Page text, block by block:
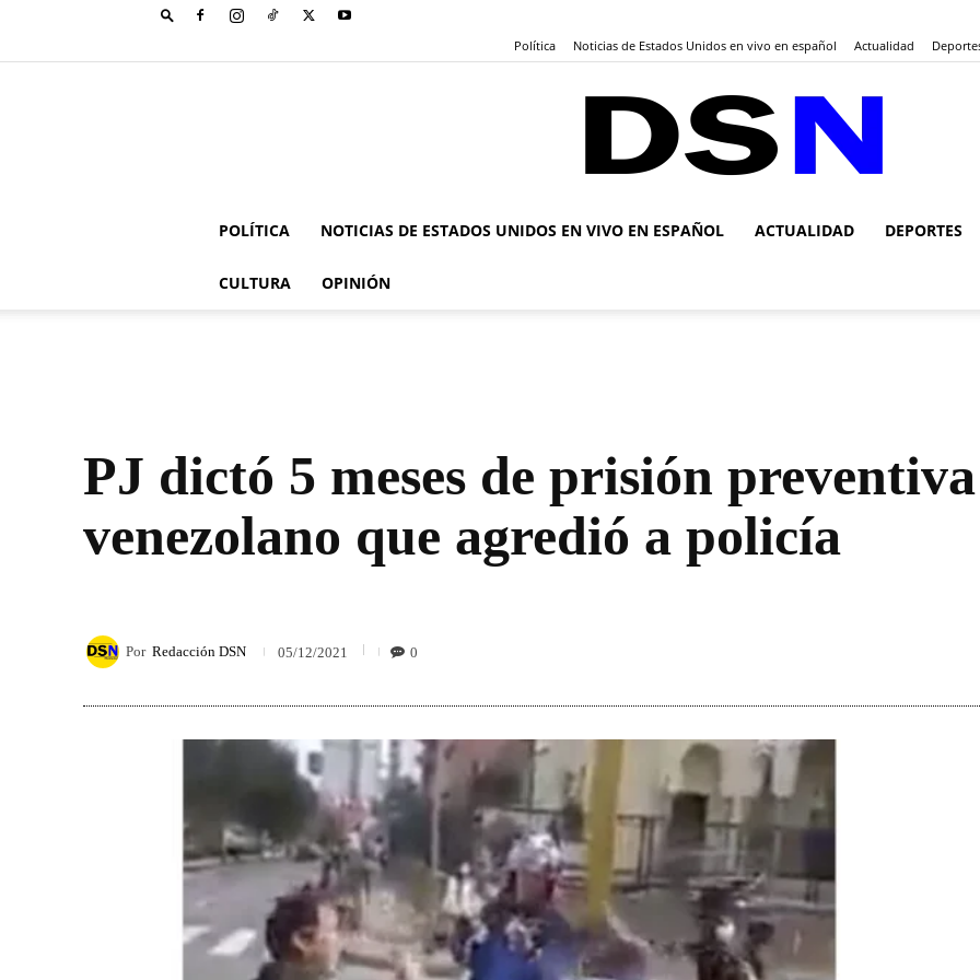
Política Noticias de Estados Unidos en vivo en español Actualidad
POLÍTICA NOTICIAS DE ESTADOS UNIDOS EN VIVO EN ESPAÑOL ACTUALIDAD DEPORTES
CULTURA OPINIÓN
PJ dictó 5 meses de prisión
venezolano que agredió a policía
Por Redacción DSN 05/12/2021 0